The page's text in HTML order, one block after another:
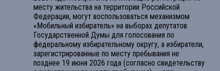
месту жительства на территории Российской
Федерации, могут воспользоваться механизмом
«Мобильный избиратель» на выборах депутатов
Государственной Думы для голосования по
федеральному избирательному округу, а избиратели,
зарегистрированные по месту пребывания не
позднее 19 июня 2026 года (согласно свидетельству